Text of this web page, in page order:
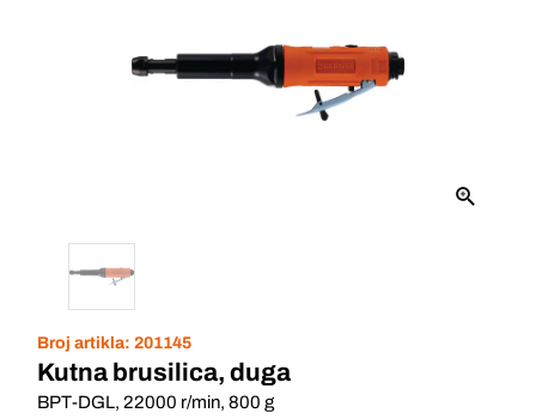
Broj artikla: 201145
Kutna brusilica, duga
BPT-DGL, 22000 r/min, 800 g